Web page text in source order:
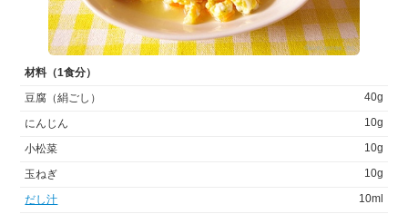
材料（1食分）
豆腐（絹ごし）
40g
にんじん 10g
小松菜 10g
玉ねぎ 10g
だし汁 10ml